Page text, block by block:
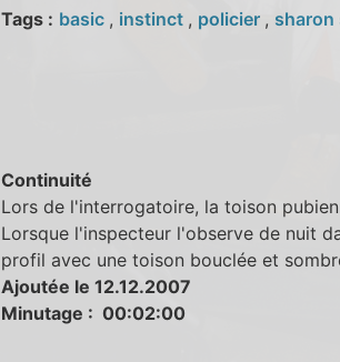
Tags : basic , instinct , policier , sharon
Continuité
Lors de l'interrogatoire, la toison
Lorsque l'inspecteur l'observe de nuit
profil avec une toison bouclée et
Ajoutée le 12.12.2007
Minutage : 00:02:00